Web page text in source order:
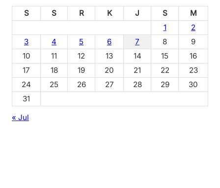
S
S R K J S
M
1
2
3
4 5 6 7 8
9
10
11 12 13 14 15
16
17
18 19 20 21 22
23
24
25 26 27 28 29
30
31
« Jul